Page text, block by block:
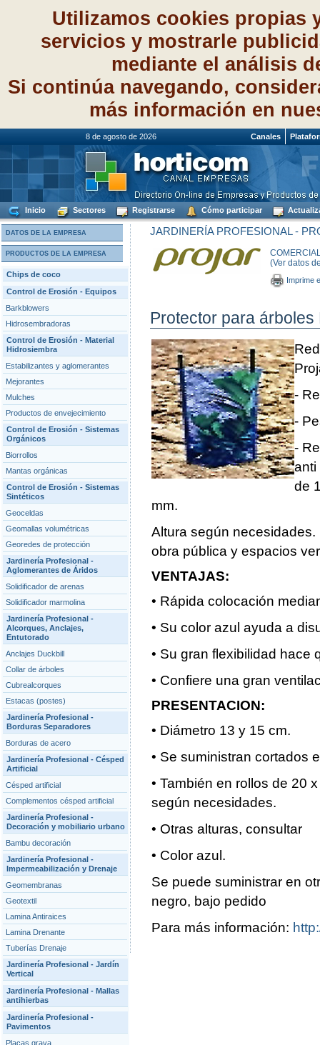
Utilizamos cookies propias
servicios y mostrarle
mediante el análisis
Si continúa navegando,
más información en
8 de agosto de 2026 Canales
Inicio Sectores Registrarse Cómo participar
DATOS DE LA EMPRESA
PRODUCTOS DE LA EMPRESA
Chips de coco
Control de Erosión - Equipos
Barkblowers
Hidrosembradoras
Control de Erosión - Material
Hidrosiembra
Estabilizantes y aglomerantes
Mejorantes
Mulches
Productos de envejecimiento
Control de Erosión - Sistemas
Orgánicos
Biorrollos
Mantas orgánicas
Control de Erosión - Sistemas
Sintéticos
Geoceldas
Geomallas volumétricas
Georedes de protección
Jardinería Profesional -
Aglomerantes de Áridos
Solidificador de arenas
Solidificador marmolina
Jardinería Profesional -
Alcorques, Anclajes,
Entutorado
Anclajes Duckbill
Collar de árboles
Cubrealcorques
Estacas (postes)
Jardinería Profesional -
Borduras Separadores
Borduras de acero
Jardinería Profesional - Césped
Artificial
Césped artificial
Complementos césped artificial
Jardinería Profesional -
Decoración y mobiliario urbano
Bambu decoración
Jardinería Profesional -
Impermeabilización y Drenaje
Geomembranas
Geotextil
Lamina Antiraices
Lamina Drenante
Tuberías Drenaje
Jardinería Profesional - Jardín
Vertical
Jardinería Profesional - Mallas
antihierbas
Jardinería Profesional -
Pavimentos
Placas grava
JARDINERÍA PROFESIONAL -
(Ver datos
Imprime
Protector para árboles
-
-
-
anti
de
mm.
Altura según
obra pública y espacios
VENTAJAS:
• Rápida colocación
• Su color azul ayuda a
• Su gran flexibilidad hace
• Confiere una gran
PRESENTACION:
• Diámetro 13 y 15 cm.
• Se suministran cortados
• También en rollos de 20
según necesidades.
• Otras alturas, consultar
• Color azul.
Se puede suministrar en
negro, bajo pedido
Para más información: